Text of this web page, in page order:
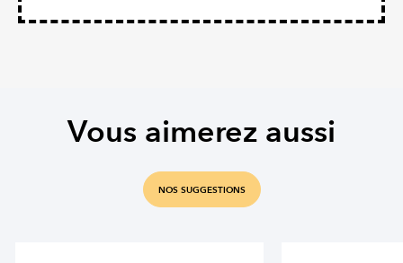
Vous aimerez aussi
NOS SUGGESTIONS